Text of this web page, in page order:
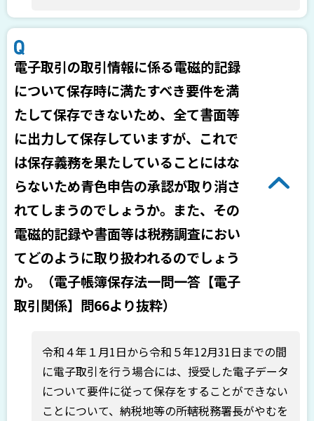
電子取引の取引情報に係る電磁的記録
について保存時に満たすべき要件を満
たして保存できないため、全て書面等
に出力して保存していますが、これで
は保存義務を果たしていることにはな
らないため青色申告の承認が取り消さ
れてしまうのでしょうか。また、その
電磁的記録や書面等は税務調査におい
てどのように取り扱われるのでしょう
か。（電子帳簿保存法一問一答【電子
取引関係】問66より抜粋）
令和４年１月1日から令和５年12月31日までの間
に電子取引を行う場合には、授受した電子データ
について要件に従って保存をすることができない
ことについて、納税地等の所轄税務署長がやむを